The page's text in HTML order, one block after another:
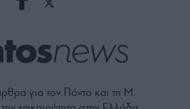
για τον Πόντο και τη Μ.